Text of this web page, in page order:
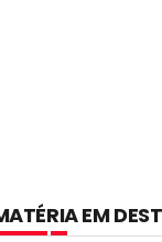
EM